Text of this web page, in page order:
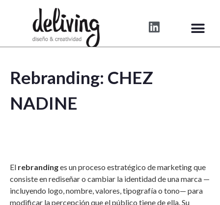
Rebranding: CHEZ
NADINE
El rebrandinges un proceso estratégico de marketing que
consiste en rediseñar o cambiar la identidad de una marca —
incluyendo logo, nombre, valores, tipografía o tono— para
modificar la percepción que el público tiene de ella. Su